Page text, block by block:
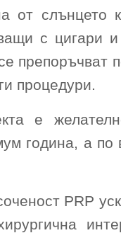
от слънцето
с цигари
препоръчват
процедури.
е
година, а по
PRP